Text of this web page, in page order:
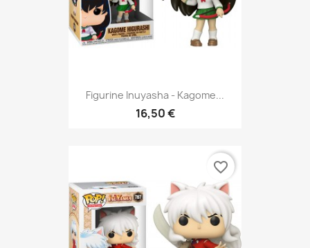
Figurine Inuyasha - Kagome...
16,50 €
favorite_border